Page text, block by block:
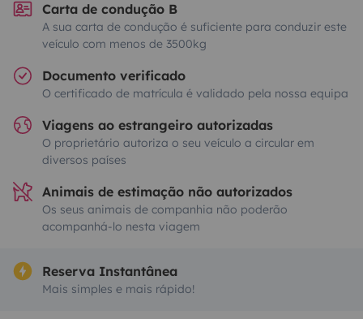
Carta de condução B
A sua carta de condução é suficiente para conduzir este
veículo com menos de 3500kg
Documento verificado
O certificado de matrícula é validado pela nossa equipa
Viagens ao estrangeiro autorizadas
O proprietário autoriza o seu veículo a circular em
diversos países
Animais de estimação não autorizados
Os seus animais de companhia não poderão
acompanhá-lo nesta viagem
Reserva Instantânea
Mais simples e mais rápido!